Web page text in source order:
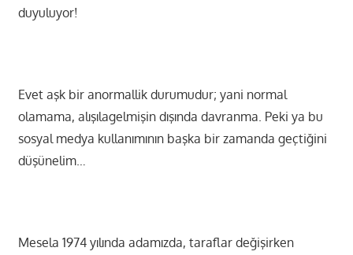
duyuluyor!
Evet aşk bir anormallik durumudur; yani normal
olamama, alışılagelmişin dışında davranma. Peki ya bu
sosyal medya kullanımının başka bir zamanda geçtiğini
düşünelim…
Mesela 1974 yılında adamızda, taraflar değişirken